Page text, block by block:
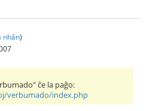
nhân)
ĉe la paĝo:
verbumado/index.php